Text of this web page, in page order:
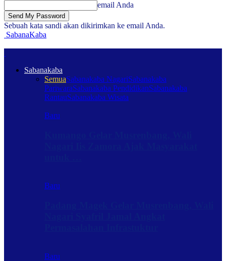
email Anda
Sebuah kata sandi akan dikirimkan ke email Anda.
SabanaKaba
Sabanakaba
SemuaSabanakaba NagariSabanakaba
PariwaraSabanakaba PendidikanSabanakaba
RantauSabanakaba Wisata
Baru
Baru
Baru